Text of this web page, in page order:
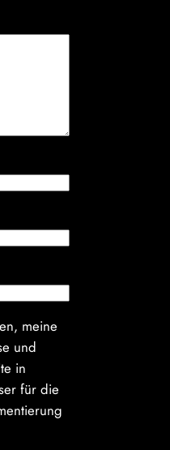
meine
und
in
für die